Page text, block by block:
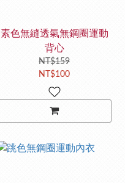
素色無縫透氣無鋼圈運動
背心
NT$159
NT$100